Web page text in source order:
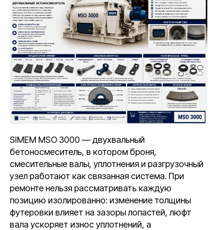
SIMEM MSO 3000 — двухвальный
бетоносмеситель, в котором броня,
смесительные валы, уплотнения и разгрузочный
узел работают как связанная система. При
ремонте нельзя рассматривать каждую
позицию изолированно: изменение толщины
футеровки влияет на зазоры лопастей, люфт
вала ускоряет износ уплотнений, а